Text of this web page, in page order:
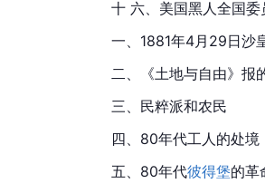
十 六、美国黑人全国委
一、1881年4月29日沙
二、《土地与自由》报
三、民粹派和农民
四、80年代工人的处境
五、80年代彼得堡的革